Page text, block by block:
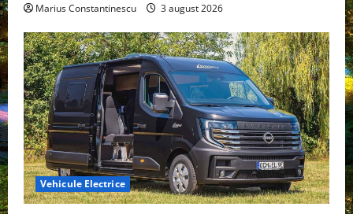
Marius Constantinescu 3 august 2026
Vehicule Electrice